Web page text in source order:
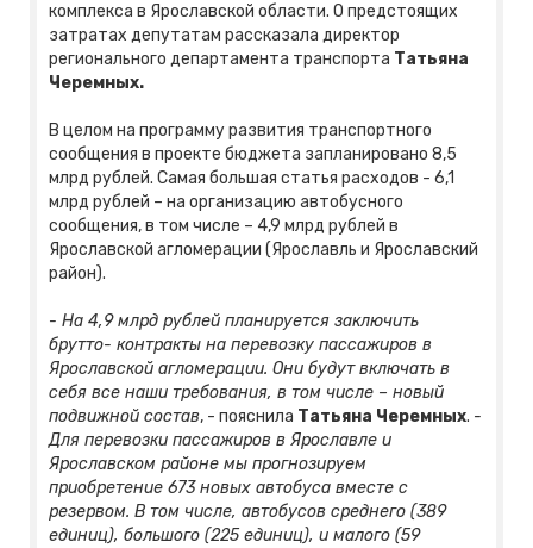
комплекса в Ярославcкой области. О предстоящих
затратах депутатам рассказала директор
регионального департамента транспорта Татьяна
Черемных.
В целом на программу развития транспортного
сообщения в проекте бюджета запланировано 8,5
млрд рублей. Самая большая статья расходов - 6,1
млрд рублей – на организацию автобусного
сообщения, в том числе – 4,9 млрд рублей в
Ярославской агломерации (Ярославль и Ярославский
район).
- На 4,9 млрд рублей планируется заключить
брутто- контракты на перевозку пассажиров в
Ярославской агломерации. Они будут включать в
себя все наши требования, в том числе – новый
подвижной состав, - пояснила Татьяна Черемных. -
Для перевозки пассажиров в Ярославле и
Ярославском районе мы прогнозируем
приобретение 673 новых автобуса вместе с
резервом. В том числе, автобусов среднего (389
единиц), большого (225 единиц), и малого (59